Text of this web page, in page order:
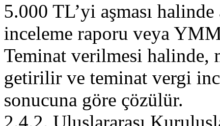
5.000 TL’yi aşması
inceleme raporu veya
Teminat verilmesi halinde,
getirilir ve teminat vergi
sonucuna göre çözülür.